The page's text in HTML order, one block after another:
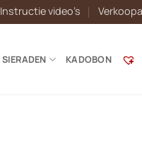
Instructie video’s
SIERADEN KADOBON